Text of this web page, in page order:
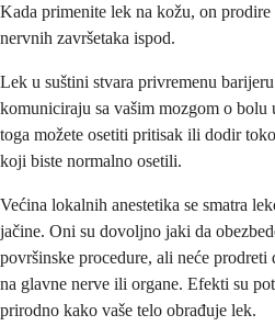
Kada primenite lek na kožu, on
nervnih završetaka ispod.
Lek u suštini stvara privremenu
komuniciraju sa vašim mozgom o
toga možete osetiti pritisak ili dodir
koji biste normalno osetili.
Većina lokalnih anestetika se smatra
jačine. Oni su dovoljno jaki da
površinske procedure, ali neće
na glavne nerve ili organe. Efekti su
prirodno kako vaše telo obrađuje lek.